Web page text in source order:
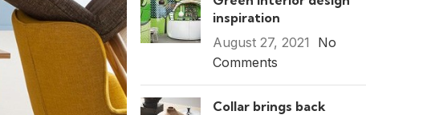
inspiration
August 27, 2021
No
Comments
Collar brings back